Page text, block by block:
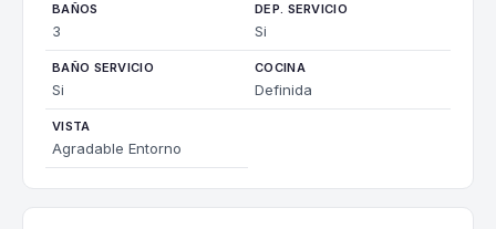
BAÑOS
3
DEP. SERVICIO
Si
BAÑO SERVICIO
Si
COCINA
Definida
VISTA
Agradable Entorno